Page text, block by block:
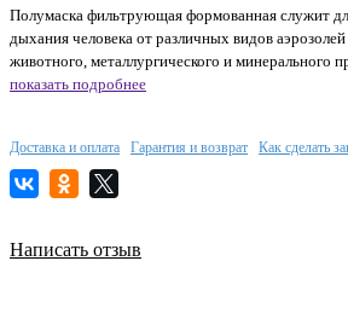
Полумаска фильтрующая формованная служит
дыхания человека от различных видов
животного, металлургического и минерального
показать подробнее
Доставка и оплата Гарантия и возврат Как сделать
Написать отзыв